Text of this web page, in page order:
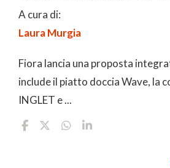
A cura di:
Laura Murgia
Fiora lancia una proposta
include il piatto doccia Wave, la
INGLET e ...